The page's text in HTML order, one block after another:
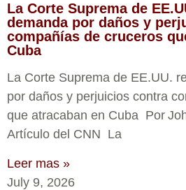
La Corte Suprema de
demanda por daños y
compañías de cruceros
Cuba
La Corte Suprema de EE.UU.
por daños y perjuicios contra
que atracaban en Cuba Por
Artículo del CNN La
Leer mas »
July 9, 2026